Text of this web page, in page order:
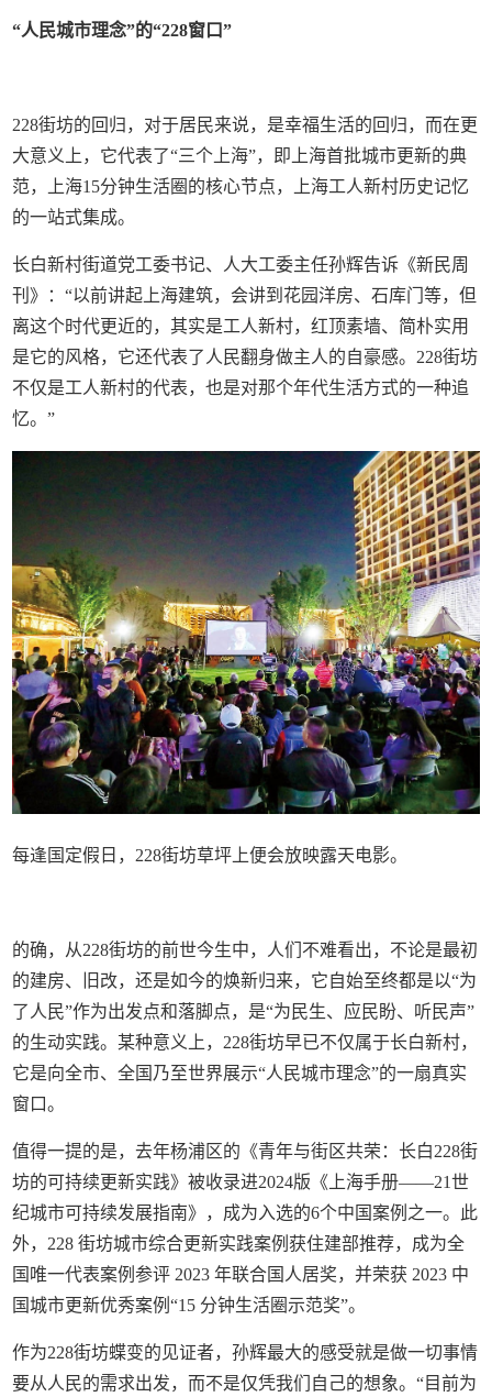
“人民城市理念”的“228窗口”
228街坊的回归，对于居民来说，是幸福生活的回归，而在更
大意义上，它代表了“三个上海”，即上海首批城市更新的典
范，上海15分钟生活圈的核心节点，上海工人新村历史记忆
的一站式集成。
长白新村街道党工委书记、人大工委主任孙辉告诉《新民周
刊》：“以前讲起上海建筑，会讲到花园洋房、石库门等，但
离这个时代更近的，其实是工人新村，红顶素墙、简朴实用
是它的风格，它还代表了人民翻身做主人的自豪感。228街坊
不仅是工人新村的代表，也是对那个年代生活方式的一种追
忆。”
每逢国定假日，228街坊草坪上便会放映露天电影。
的确，从228街坊的前世今生中，人们不难看出，不论是最初
的建房、旧改，还是如今的焕新归来，它自始至终都是以“为
了人民”作为出发点和落脚点，是“为民生、应民盼、听民声”
的生动实践。某种意义上，228街坊早已不仅属于长白新村，
它是向全市、全国乃至世界展示“人民城市理念”的一扇真实
窗口。
值得一提的是，去年杨浦区的《青年与街区共荣：长白228街
坊的可持续更新实践》被收录进2024版《上海手册——21世
纪城市可持续发展指南》，成为入选的6个中国案例之一。此
外，228 街坊城市综合更新实践案例获住建部推荐，成为全
国唯一代表案例参评 2023 年联合国人居奖，并荣获 2023 中
国城市更新优秀案例“15 分钟生活圈示范奖”。
作为228街坊蝶变的见证者，孙辉最大的感受就是做一切事情
要从人民的需求出发，而不是仅凭我们自己的想象。“目前为